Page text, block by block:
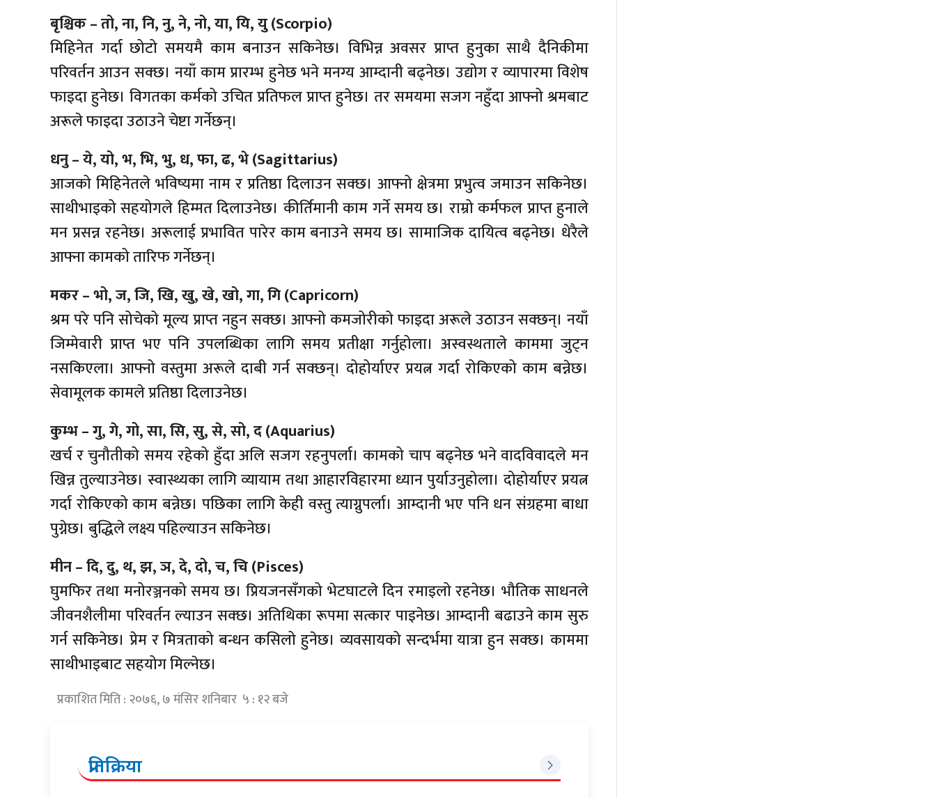
बृश्चिक – तो, ना, नि, नु, ने, नो, या, यि, यु (Scorpio)
मिहिनेत गर्दा छोटो समयमै काम बनाउन सकिनेछ। विभिन्न अवसर प्राप्त हुनुका साथै दैनिकीमा
परिवर्तन आउन सक्छ। नयाँ काम प्रारम्भ हुनेछ भने मनग्य आम्दानी बढ्नेछ। उद्योग र व्यापारमा विशेष
फाइदा हुनेछ। विगतका कर्मको उचित प्रतिफल प्राप्त हुनेछ। तर समयमा सजग नहुँदा आफ्नो श्रमबाट
अरूले फाइदा उठाउने चेष्टा गर्नेछन्।
धनु – ये, यो, भ, भि, भु, ध, फा, ढ, भे (Sagittarius)
आजको मिहिनेतले भविष्यमा नाम र प्रतिष्ठा दिलाउन सक्छ। आफ्नो क्षेत्रमा प्रभुत्व जमाउन सकिनेछ।
साथीभाइको सहयोगले हिम्मत दिलाउनेछ। कीर्तिमानी काम गर्ने समय छ। राम्रो कर्मफल प्राप्त हुनाले
मन प्रसन्न रहनेछ। अरूलाई प्रभावित पारेर काम बनाउने समय छ। सामाजिक दायित्व बढ्नेछ। धेरैले
आफ्ना कामको तारिफ गर्नेछन्।
मकर – भो, ज, जि, खि, खु, खे, खो, गा, गि (Capricorn)
श्रम परे पनि सोचेको मूल्य प्राप्त नहुन सक्छ। आफ्नो कमजोरीको फाइदा अरूले उठाउन सक्छन्। नयाँ
जिम्मेवारी प्राप्त भए पनि उपलब्धिका लागि समय प्रतीक्षा गर्नुहोला। अस्वस्थताले काममा जुट्न
नसकिएला। आफ्नो वस्तुमा अरूले दाबी गर्न सक्छन्। दोहोर्याएर प्रयत्न गर्दा रोकिएको काम बन्नेछ।
सेवामूलक कामले प्रतिष्ठा दिलाउनेछ।
कुम्भ – गु, गे, गो, सा, सि, सु, से, सो, द (Aquarius)
खर्च र चुनौतीको समय रहेको हुँदा अलि सजग रहनुपर्ला। कामको चाप बढ्नेछ भने वादविवादले मन
खिन्न तुल्याउनेछ। स्वास्थ्यका लागि व्यायाम तथा आहारविहारमा ध्यान पुर्याउनुहोला। दोहोर्याएर प्रयत्न
गर्दा रोकिएको काम बन्नेछ। पछिका लागि केही वस्तु त्याग्नुपर्ला। आम्दानी भए पनि धन संग्रहमा बाधा
पुग्नेछ। बुद्धिले लक्ष्य पहिल्याउन सकिनेछ।
मीन – दि, दु, थ, झ, ञ, दे, दो, च, चि (Pisces)
घुमफिर तथा मनोरञ्जनको समय छ। प्रियजनसँगको भेटघाटले दिन रमाइलो रहनेछ। भौतिक साधनले
जीवनशैलीमा परिवर्तन ल्याउन सक्छ। अतिथिका रूपमा सत्कार पाइनेछ। आम्दानी बढाउने काम सुरु
गर्न सकिनेछ। प्रेम र मित्रताको बन्धन कसिलो हुनेछ। व्यवसायको सन्दर्भमा यात्रा हुन सक्छ। काममा
साथीभाइबाट सहयोग मिल्नेछ।
प्रकाशित मिति : २०७६, ७ मंसिर शनिबार ५ : १२ बजे
प्रतिक्रिया